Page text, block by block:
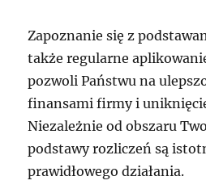
Zapoznanie się z
także regularne
pozwoli Państwu na
finansami firmy i
Niezależnie od obszaru
podstawy rozliczeń są
prawidłowego działania.